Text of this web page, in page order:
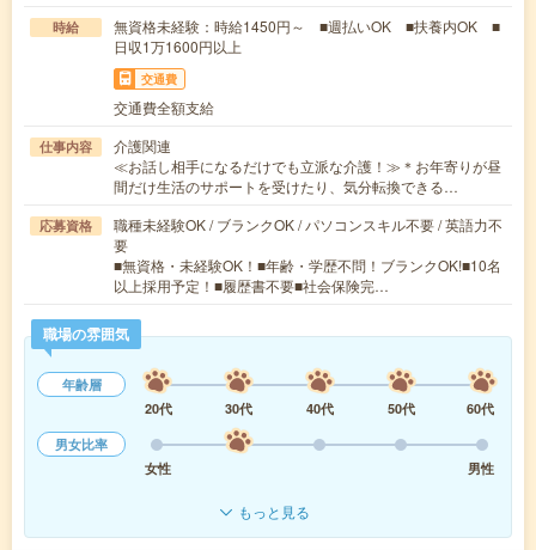
時給
無資格未経験：時給1450円～ ■週払いOK ■扶養内OK ■
日収1万1600円以上
交通費
交通費全額支給
仕事内容
介護関連
≪お話し相手になるだけでも立派な介護！≫＊お年寄りが昼
間だけ生活のサポートを受けたり、気分転換できる…
応募資格
職種未経験OK / ブランクOK / パソコンスキル不要 / 英語力不
要
■無資格・未経験OK！■年齢・学歴不問！ブランクOK!■10名
以上採用予定！■履歴書不要■社会保険完…
職場の雰囲気
年齢層
20代
30代 40代 50代
60代
男女比率
女性
男性
もっと見る